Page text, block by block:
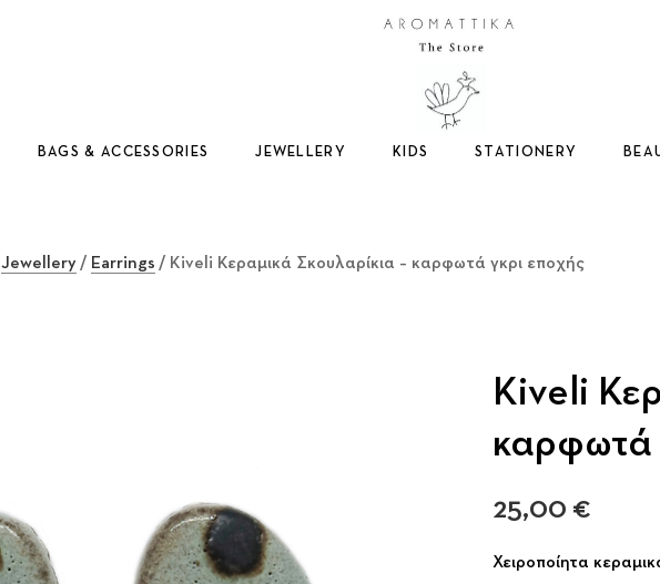
Logo
BAGS & ACCESSORIES JEWELLERY KIDS STATIONERY
Jewellery/ Earrings / Kiveli Κεραμικά Σκουλαρίκια – καρφωτά γκρι εποχής
Kiveli
καρφωτά
25,00 €
Χειροποίητα